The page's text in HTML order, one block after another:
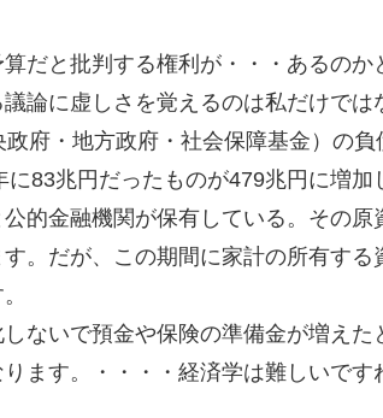
だと批判する権利が・・・あるのか
論に虚しさを覚えるのは私だけでは
府・地方政府・社会保障基金）の
83兆円だったものが479兆円に増加
的金融機関が保有している。その原
。だが、この期間に家計の所有する
ないで預金や保険の準備金が増え
ます。・・・・経済学は難しいで